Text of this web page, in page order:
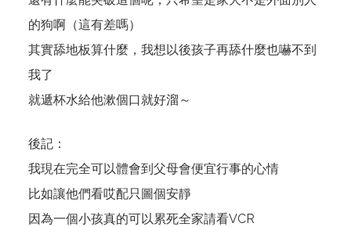
的狗啊（這有差嗎）
其實舔地板算什麼，我想以後孩子再舔什麼也嚇不到
我了
就遞杯水給他漱個口就好溜～
後記：
我現在完全可以體會到父母會便宜行事的心情
比如讓他們看哎配只圖個安靜
因為一個小孩真的可以累死全家請看VCR